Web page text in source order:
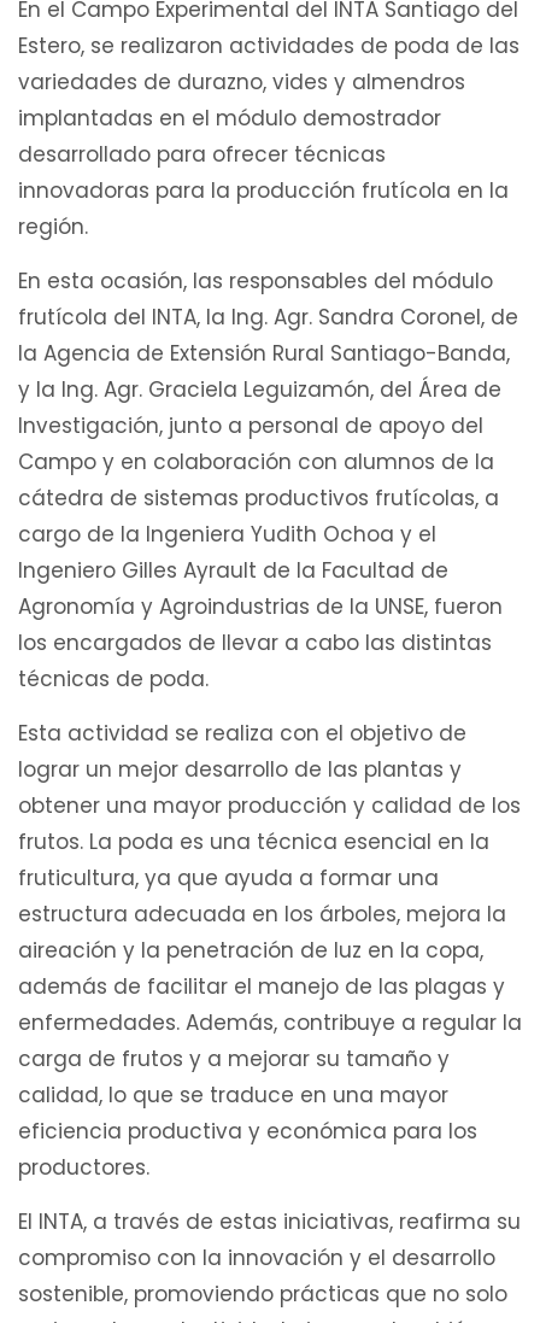
En el Campo Experimental del INTA Santiago del
Estero, se realizaron actividades de poda de las
variedades de durazno, vides y almendros
implantadas en el módulo demostrador
desarrollado para ofrecer técnicas
innovadoras para la producción frutícola en la
región.
En esta ocasión, las responsables del módulo
frutícola del INTA, la Ing. Agr. Sandra Coronel, de
la Agencia de Extensión Rural Santiago-Banda,
y la Ing. Agr. Graciela Leguizamón, del Área de
Investigación, junto a personal de apoyo del
Campo y en colaboración con alumnos de la
cátedra de sistemas productivos frutícolas, a
cargo de la Ingeniera Yudith Ochoa y el
Ingeniero Gilles Ayrault de la Facultad de
Agronomía y Agroindustrias de la UNSE, fueron
los encargados de llevar a cabo las distintas
técnicas de poda.
Esta actividad se realiza con el objetivo de
lograr un mejor desarrollo de las plantas y
obtener una mayor producción y calidad de los
frutos. La poda es una técnica esencial en la
fruticultura, ya que ayuda a formar una
estructura adecuada en los árboles, mejora la
aireación y la penetración de luz en la copa,
además de facilitar el manejo de las plagas y
enfermedades. Además, contribuye a regular la
carga de frutos y a mejorar su tamaño y
calidad, lo que se traduce en una mayor
eficiencia productiva y económica para los
productores.
El INTA, a través de estas iniciativas, reafirma su
compromiso con la innovación y el desarrollo
sostenible, promoviendo prácticas que no solo